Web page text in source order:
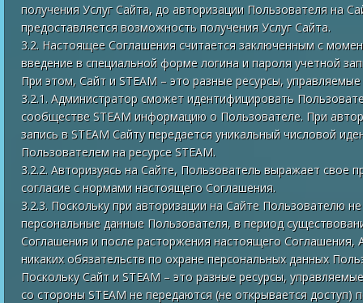
получения Услуг Сайта, до авторизации Пользователя на
предоставляется возможность получения Услуг Сайта.
3.2. Настоящее Соглашения считается заключенным с
введение в специальной форме логина и пароля учетной
При этом, Сайт и STEAM – это разные ресурсы,
3.2.1. Администратор сможет идентифицировать
сообществе STEAM информацию о Пользователе. При
запись в STEAM Сайту передается уникальный числовой
Пользователем на ресурсе STEAM.
3.2.2. Авторизуясь на Сайте, Пользователь выражает свое
согласие с нормами настоящего Соглашения.
3.2.3. Поскольку при авторизации на Сайте Пользователю
персональные данные Пользователя, в период
Соглашения и после расторжения настоящего Соглашения,
никаких обязательств по охране персональных данных
Поскольку Сайт и STEAM – это разные ресурсы,
со стороны STEAM не передаются (не открывается